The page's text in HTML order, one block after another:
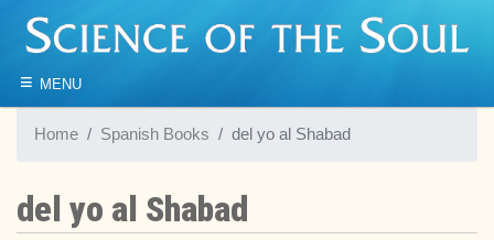
≡ MENU
Home Spanish Books del yo al Shabad
del yo al Shabad